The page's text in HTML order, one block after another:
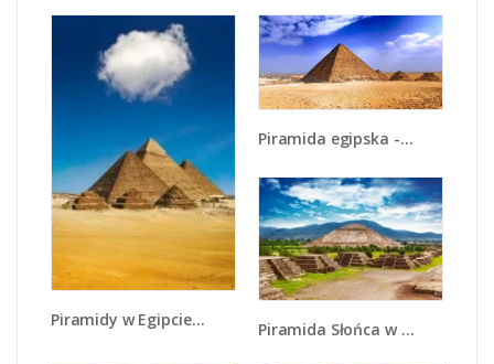
Piramidy w Egipcie - AM723
Piramida egipska - AM099
Piramida Słońca w Meksyku - AM450